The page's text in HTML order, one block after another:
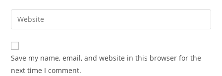
Save my name, email, and website in this browser for the
next time I comment.